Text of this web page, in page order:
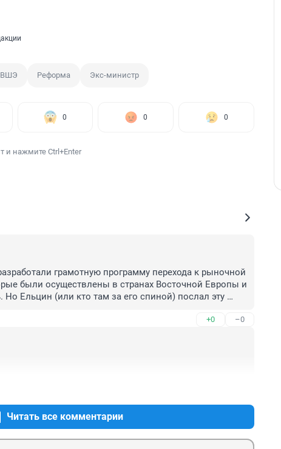
Реформа Экс-министр
0 0 0
и нажмите Ctrl+Enter
грамотную программу перехода к рыночной
были осуществлены в странах Восточной Европы и
Ельцин (или кто там за его спиной) послал эту
+0 –0
Читать все комментарии